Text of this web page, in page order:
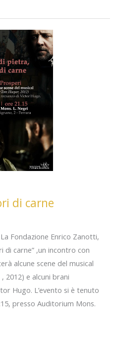
di carne
Fondazione Enrico Zanotti,
di carne” ,un incontro con
alcune scene del musical
2012) e alcuni brani
Hugo. L’evento si è tenuto
presso Auditorium Mons.